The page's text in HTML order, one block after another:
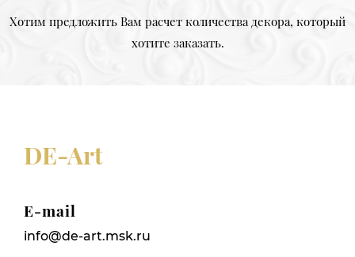
Хотим предложить Вам расчет количества декора, который
хотите заказать.
DE-Art
E-mail
info@de-art.msk.ru